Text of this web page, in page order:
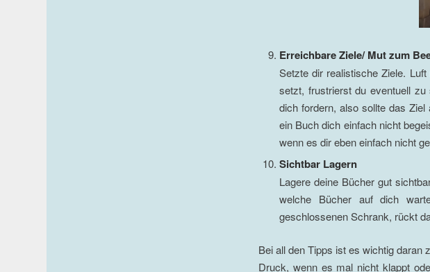
Erreichbare Ziele/ Mut zum
Setzte dir realistische Ziele.
setzt, frustrierst du eventuell
dich fordern, also sollte das
ein Buch dich einfach nicht
wenn es dir eben einfach nicht
Sichtbar Lagern
Lagere deine Bücher gut
welche Bücher auf dich
geschlossenen Schrank, rückt
Bei all den Tipps ist es wichtig
Druck, wenn es mal nicht klappt